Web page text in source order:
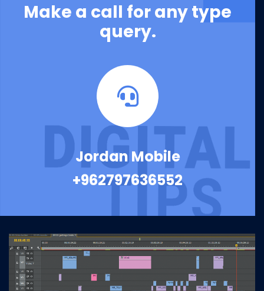
Make a call for any type
query.
Jordan Mobile
+962797636552